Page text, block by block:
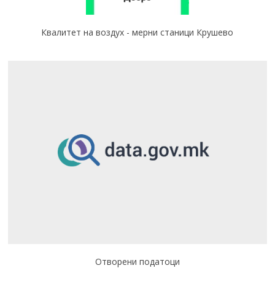
Квалитет на воздух - мерни станици Крушево
Отворени податоци